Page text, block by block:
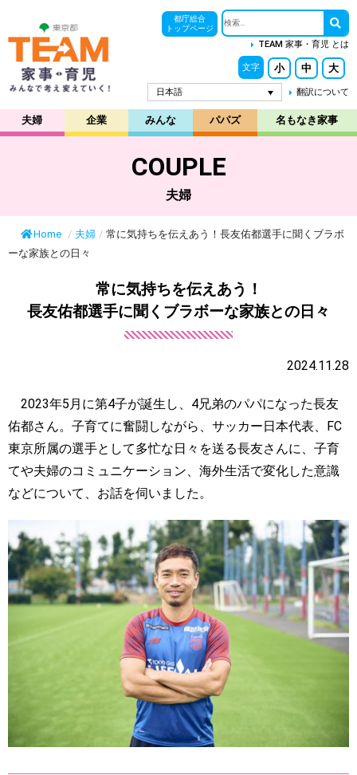
都庁総合
トップページ
TEAM 家事・育児 とは
文字 小 中 大
日本語 翻訳について
夫婦 企業 みんな パパズ 名もなき家事
COUPLE
夫婦
Home / 夫婦 / 常に気持ちを伝えあう！長友佑都選手に聞くブラボ
ーな家族との日々
常に気持ちを伝えあう！
長友佑都選手に聞くブラボーな家族との日々
2024.11.28
2023年5月に第4子が誕生し、4兄弟のパパになった長友
佑都さん。子育てに奮闘しながら、サッカー日本代表、FC
東京所属の選手として多忙な日々を送る長友さんに、子育
てや夫婦のコミュニケーション、海外生活で変化した意識
などについて、お話を伺いました。